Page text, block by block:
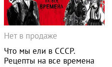
Нет в продаже
Что мы ели в СССР.
Рецепты на все времена